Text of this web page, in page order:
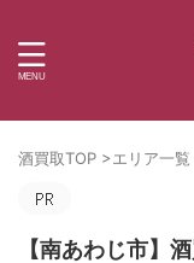
酒買取TOP >エリア一覧
【南あわじ市】